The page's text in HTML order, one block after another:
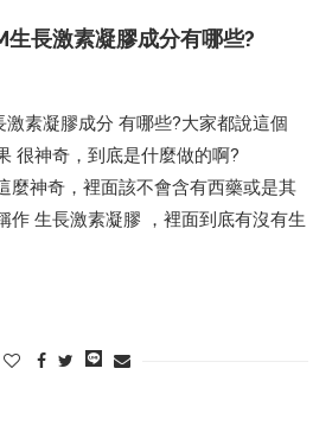
生長激素凝膠成分有哪些?
激素凝膠成分 有哪些?大家都說這個
很神奇，到底是什麼做的啊?
麼神奇，裡面該不會含有西藥或是其
作 生長激素凝膠 ，裡面到底有沒有生